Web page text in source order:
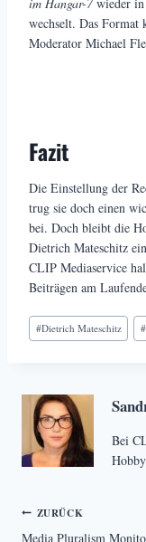
im Hangar-7wieder in
wechselt. Das Format
Moderator Michael
Fazit
Die Einstellung der
trug sie doch einen
bei. Doch bleibt die
Dietrich Mateschitz
CLIP Mediaservice
Beiträgen am
Schlagworte:
#Dietrich Mateschitz #
Bei
ZURÜCK
Media Pluralism